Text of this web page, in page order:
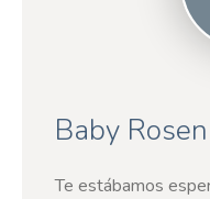
Baby Rosen
Te estábamos